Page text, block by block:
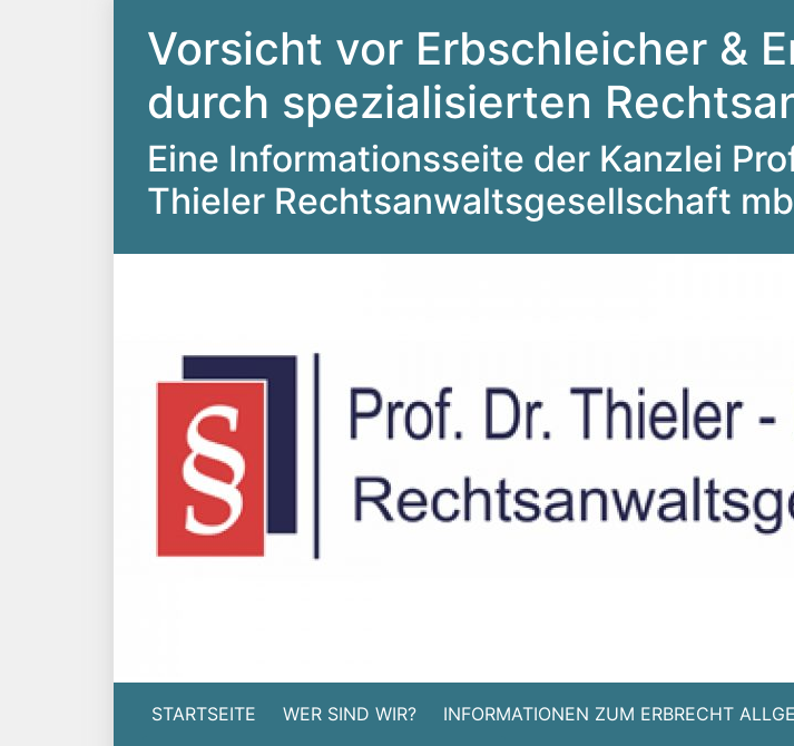
Vorsicht vor Erbschleicher &
durch spezialisierten
Eine Informationsseite der Kanzlei
Thieler Rechtsanwaltsgesellschaft
STARTSEITE WER SIND WIR? INFORMATIONEN ZUM ERBRECHT